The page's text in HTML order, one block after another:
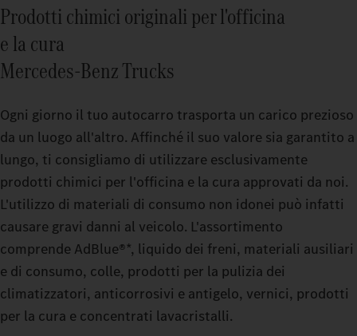
Prodotti chimici originali per l'officina
e la cura
Mercedes‑Benz Trucks
Ogni giorno il tuo autocarro trasporta un carico prezioso
da un luogo all'altro. Affinché il suo valore sia garantito a
lungo, ti consigliamo di utilizzare esclusivamente
prodotti chimici per l'officina e la cura approvati da noi.
L'utilizzo di materiali di consumo non idonei può infatti
causare gravi danni al veicolo. L'assortimento
comprende AdBlue®*, liquido dei freni, materiali ausiliari
e di consumo, colle, prodotti per la pulizia dei
climatizzatori, anticorrosivi e antigelo, vernici, prodotti
per la cura e concentrati lavacristalli.